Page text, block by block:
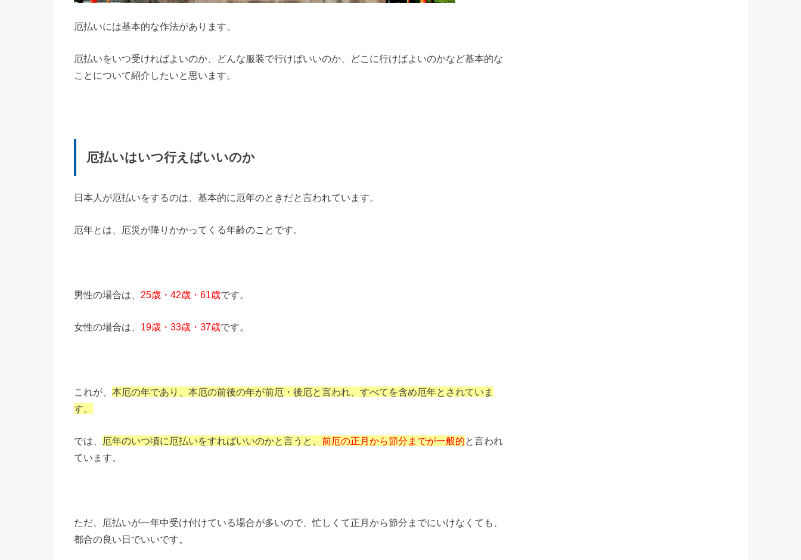
厄払いには基本的な作法があります。
厄払いをいつ受ければよいのか、どんな服装で行けばいいのか、どこに行けばよいのかなど基本的な
ことについて紹介したいと思います。
厄払いはいつ行えばいいのか
日本人が厄払いをするのは、基本的に厄年のときだと言われています。
厄年とは、厄災が降りかかってくる年齢のことです。
男性の場合は、 25歳・42歳・61歳です。
女性の場合は、 19歳・33歳・37歳です。
これが、 本厄の年であり、本厄の前後の年が前厄・後厄と言われ、すべてを含め厄年とされていま
す。
では、 厄年のいつ頃に厄払いをすればいいのかと言うと、 前厄の正月から節分までが一般的と言われ
ています。
ただ、厄払いが一年中受け付けている場合が多いので、忙しくて正月から節分までにいけなくても、
都合の良い日でいいです。